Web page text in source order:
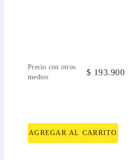
Precio con otros
medios
$ 193.900
AGREGAR AL CARRITO